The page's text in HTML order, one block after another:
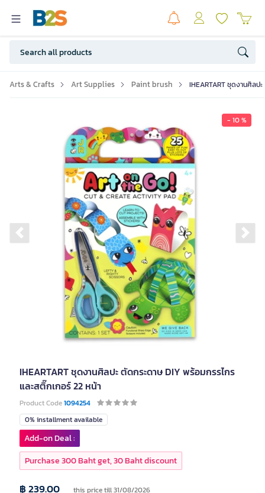
Arts & Crafts Art Supplies Paint brush IHEARTART ชุดงานศิลป
- 10 %
Previous slide
IHEARTART ชุดงานศิลปะ ตัดกระดาษ DIY พร้อมกรรไกร
และสติ๊กเกอร์ 22 หน้า
Product Code1094254
0% installment available
฿ 239.00 this price till 31/08/2026
Add-on Deal :
Purchase 300 Baht get, 30 Baht discount